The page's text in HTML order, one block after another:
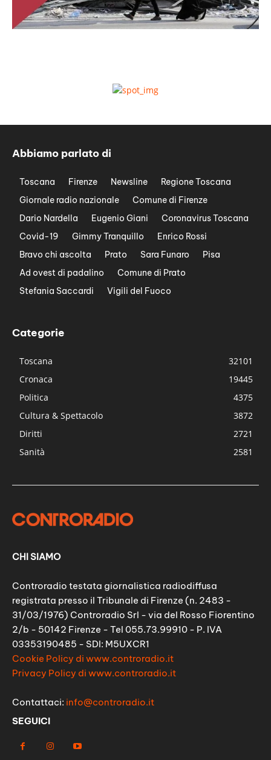
Abbiamo parlato di
Toscana Firenze Newsline
Regione Toscana
Giornale radio nazionale
Comune di Firenze
Dario Nardella
Eugenio Giani
Coronavirus Toscana
Covid-19
Gimmy Tranquillo
Enrico Rossi
Bravo chi ascolta
Prato Sara Funaro
Pisa
Ad ovest di padalino
Comune di Prato
Stefania Saccardi
Vigili del Fuoco
Categorie
Toscana
32101
Cronaca
19445
Politica
4375
Cultura & Spettacolo
3872
Diritti
2721
Sanità
2581
CHI SIAMO
Controradio testata giornalistica radiodiffusa
registrata presso il Tribunale di Firenze (n. 2483 -
31/03/1976) Controradio Srl - via del Rosso Fiorentino
2/b - 50142 Firenze - Tel 055.73.99910 - P. IVA
03353190485 - SDI: M5UXCR1
Cookie Policy di www.controradio.it
Privacy Policy di www.controradio.it
Contattaci: info@controradio.it
SEGUICI